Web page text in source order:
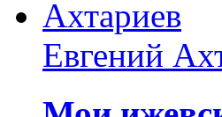
Евгений